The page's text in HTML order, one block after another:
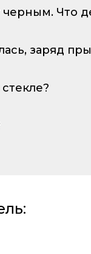
черным. Что
заряд